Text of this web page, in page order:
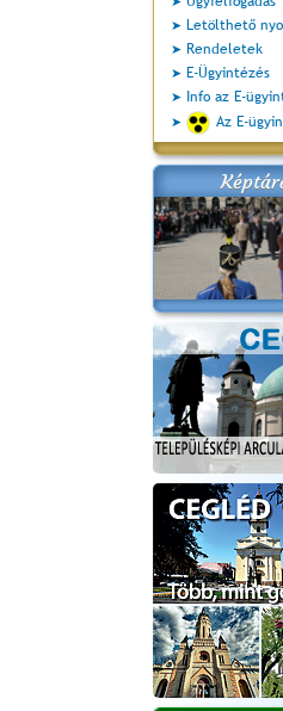
Letölthető
Rendeletek
E-Ügyintézés
Info az E-
Az E-